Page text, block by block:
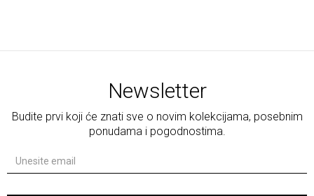
Newsletter
Budite prvi koji će znati sve o novim kolekcijama, posebnim
ponudama i pogodnostima.